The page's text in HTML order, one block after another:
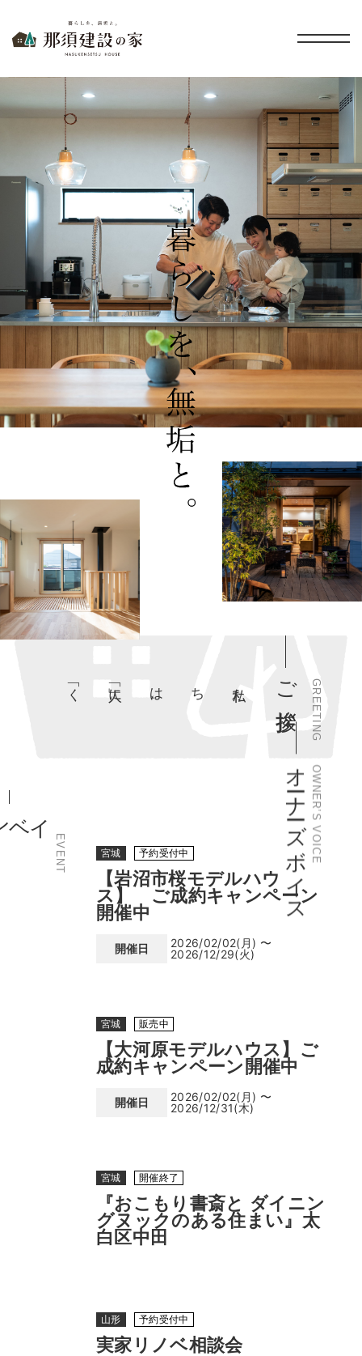
暮らしを、無垢
GREETING
ご挨拶
私たちは
、
「人」に「くらし
」
に
「住
まい
」
にマジメです
EVENT 宮城 予約受付中
【岩沼市桜モデルハウ
ス】 ご成約キャンペーン
開催中
開催日
2026/02/02(月) 〜
2026/12/29(火)
宮城 販売中
【大河原モデルハウス】ご
成約キャンペーン開催中
開催日
2026/02/02(月) 〜
2026/12/31(木)
宮城 開催終了
『おこもり書斎と ダイニン
グヌックのある住まい』太
白区中田
山形 予約受付中
実家リノベ相談会
OWNER’S VOICE
オーナーズボイス